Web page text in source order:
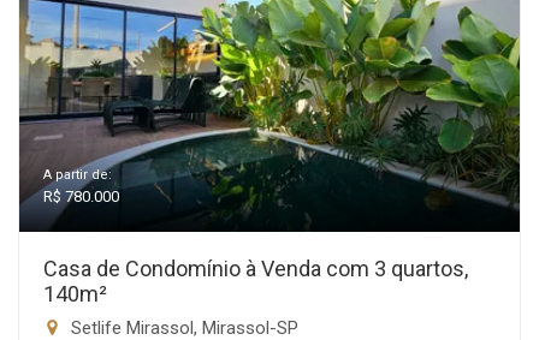
A partir de:
R$ 780.000
Casa de Condomínio à Venda com 3 quartos,
140m²
Setlife Mirassol, Mirassol-SP